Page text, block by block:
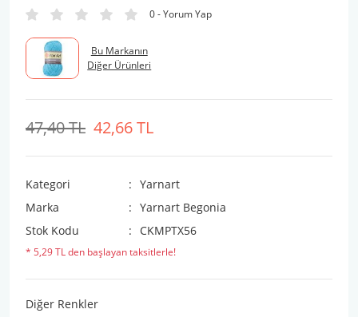
0 - Yorum Yap
Bu Markanın
Diğer Ürünleri
42,66 TL
47,40 TL
Kategori
Yarnart
Marka
Yarnart Begonia
Stok Kodu
CKMPTX56
* 5,29 TL den başlayan taksitlerle!
Diğer Renkler